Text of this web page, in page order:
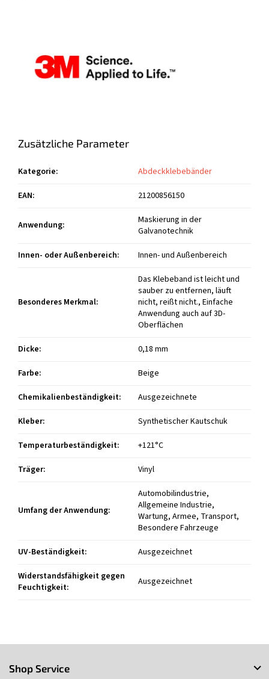
Zusätzliche Parameter
Kategorie:
Abdeckklebebänder
EAN: 21200856150
Anwendung:
Maskierung in der
Galvanotechnik
Innen- oder Außenbereich: Innen- und Außenbereich
Besonderes Merkmal:
Das Klebeband ist leicht und
sauber zu entfernen, läuft
nicht, reißt nicht., Einfache
Anwendung auch auf 3D-
Oberflächen
Dicke:
0,18 mm
Farbe:
Beige
Chemikalienbeständigkeit:
Ausgezeichnete
Kleber:
Synthetischer Kautschuk
Temperaturbeständigkeit:
+121°C
Träger: Vinyl
Umfang der Anwendung:
Automobilindustrie,
Allgemeine Industrie,
Wartung, Armee, Transport,
Besondere Fahrzeuge
UV-Beständigkeit:
Ausgezeichnet
Widerstandsfähigkeit gegen
Feuchtigkeit: Ausgezeichnet
Shop Service